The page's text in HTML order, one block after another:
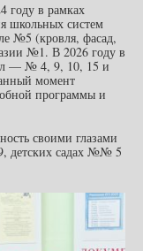
году в рамках
школьных систем
№5 (кровля, фасад,
№1. В 2026 году в
— № 4, 9, 10, 15 и
момент
программы и
своими глазами
детских садах №№ 5